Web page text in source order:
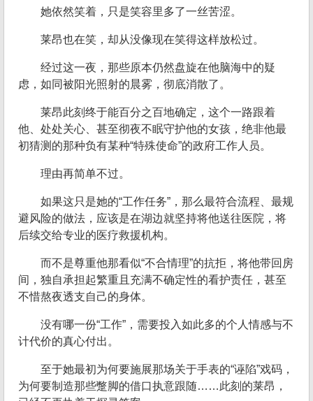
她依然笑着，只是笑容里多了一丝苦涩。
莱昂也在笑，却从没像现在笑得这样放松过。
经过这一夜，那些原本仍然盘旋在他脑海中的疑
虑，如同被阳光照射的晨雾，彻底消散了。
莱昂此刻终于能百分之百地确定，这个一路跟着
他、处处关心、甚至彻夜不眠守护他的女孩，绝非他最
初猜测的那种负有某种“特殊使命”的政府工作人员。
理由再简单不过。
如果这只是她的“工作任务”，那么最符合流程、最规
避风险的做法，应该是在湖边就坚持将他送往医院，将
后续交给专业的医疗救援机构。
而不是尊重他那看似“不合情理”的抗拒，将他带回房
间，独自承担起繁重且充满不确定性的看护责任，甚至
不惜熬夜透支自己的身体。
没有哪一份“工作”，需要投入如此多的个人情感与不
计代价的真心付出。
至于她最初为何要施展那场关于手表的“诬陷”戏码，
为何要制造那些蹩脚的借口执意跟随……此刻的莱昂，